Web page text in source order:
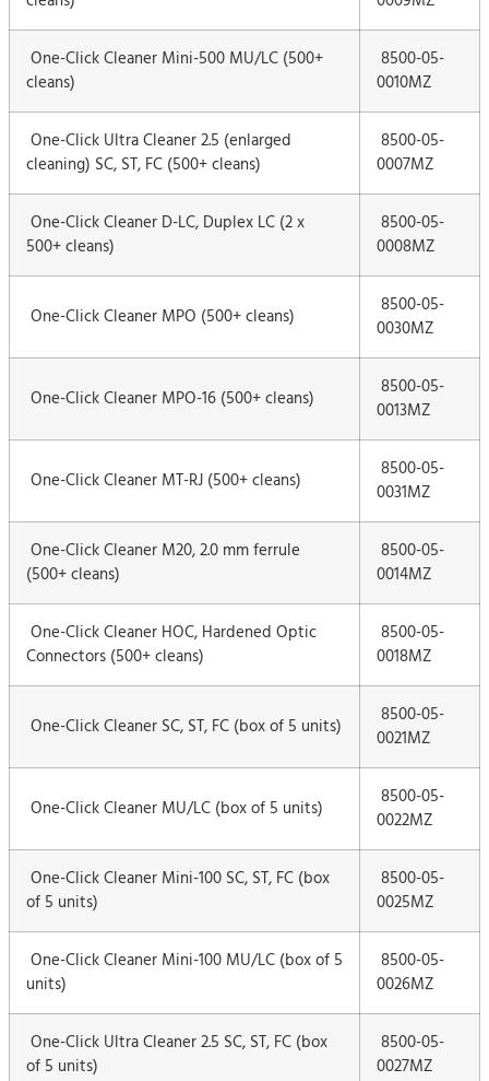
One-Click Cleaner Mini-500 MU/LC (500+
cleans)
8500-05-
0010MZ
One-Click Ultra Cleaner 2.5 (enlarged
cleaning) SC, ST, FC (500+ cleans)
8500-05-
0007MZ
One-Click Cleaner D-LC, Duplex LC (2 x
500+ cleans)
8500-05-
0008MZ
One-Click Cleaner MPO (500+ cleans)
8500-05-
0030MZ
One-Click Cleaner MPO-16 (500+ cleans)
8500-05-
0013MZ
One-Click Cleaner MT-RJ (500+ cleans)
8500-05-
0031MZ
One-Click Cleaner M20, 2.0 mm ferrule
(500+ cleans)
8500-05-
0014MZ
One-Click Cleaner HOC, Hardened Optic
Connectors (500+ cleans)
8500-05-
0018MZ
One-Click Cleaner SC, ST, FC (box of 5 units)
8500-05-
0021MZ
One-Click Cleaner MU/LC (box of 5 units)
8500-05-
0022MZ
One-Click Cleaner Mini-100 SC, ST, FC (box
of 5 units)
8500-05-
0025MZ
One-Click Cleaner Mini-100 MU/LC (box of 5
units)
8500-05-
0026MZ
One-Click Ultra Cleaner 2.5 SC, ST, FC (box
of 5 units)
8500-05-
0027MZ